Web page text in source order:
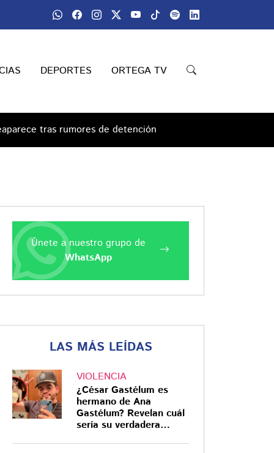
DEPORTES ORTEGA TV
tras rumores de detención
Únete a nuestro grupo de
WhatsApp
LAS MÁS LEÍDAS
VIOLENCIA
¿César Gastélum es
hermano de Ana
Gastélum? Revelan cuál
sería su verdadera